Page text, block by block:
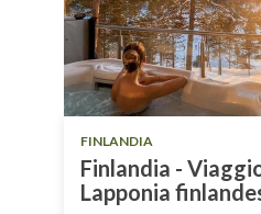
FINLANDIA
Finlandia -
Lapponia